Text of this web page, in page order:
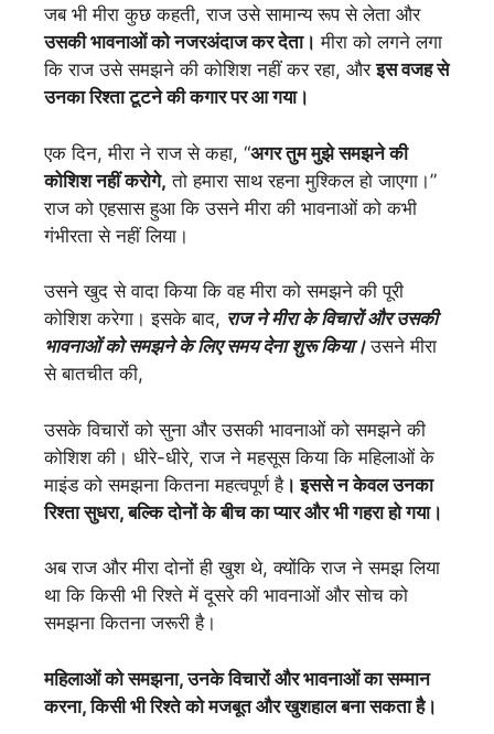
जब भी मीरा कुछ कहती, राज उसे सामान्य रूप से लेता और
उसकी भावनाओं को नजरअंदाज कर देता। मीरा को लगने लगा
कि राज उसे समझने की कोशिश नहीं कर रहा, औरइस वजह से
उनका रिश्ता टूटने की कगार पर आ गया।
एक दिन, मीरा ने राज से कहा, “अगर तुम मुझे समझने की
कोशिश नहीं करोगे, तो हमारा साथ रहना मुश्किल हो जाएगा।”
राज को एहसास हुआ कि उसने मीरा की भावनाओं को कभी
गंभीरता से नहीं लिया।
उसने खुद से वादा किया कि वह मीरा को समझने की पूरी
कोशिश करेगा। इसके बाद, राज ने मीरा के विचारों और उसकी
भावनाओं को समझने के लिए समय देना शुरू किया।उसने मीरा
से बातचीत की,
उसके विचारों को सुना और उसकी भावनाओं को समझने की
कोशिश की। धीरे-धीरे, राज ने महसूस किया कि महिलाओं के
माइंड को समझना कितना महत्वपूर्ण है। इससे न केवल उनका
रिश्ता सुधरा, बल्कि दोनों के बीच का प्यार और भी गहरा हो गया।
अब राज और मीरा दोनों ही खुश थे, क्योंकि राज ने समझ लिया
था कि किसी भी रिश्ते में दूसरे की भावनाओं और सोच को
समझना कितना जरूरी है।
महिलाओं को समझना, उनके विचारों और भावनाओं का सम्मान
करना, किसी भी रिश्ते को मजबूत और खुशहाल बना सकता है।